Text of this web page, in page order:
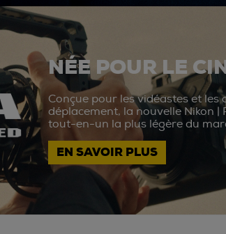
NÉE POUR LE
Conçue pour les vidéastes et les
déplacement, la nouvelle Nikon |
tout-en-un la plus légère du
EN SAVOIR PLUS